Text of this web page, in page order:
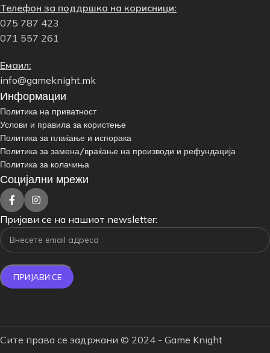
Телефон за поддршка на корисници:
075 787 423
071 557 261
Емаил:
info@gameknight.mk
Информации
Политика на приватност
Услови и правила за користење
Политика за плаќање и испорака
Политика за замена/враќање на производи и рефундација
Политика за колачиња
Социјални мрежи
Пријави се на нашиот newsletter:
Сите права се задржани © 2024 - Game Knight